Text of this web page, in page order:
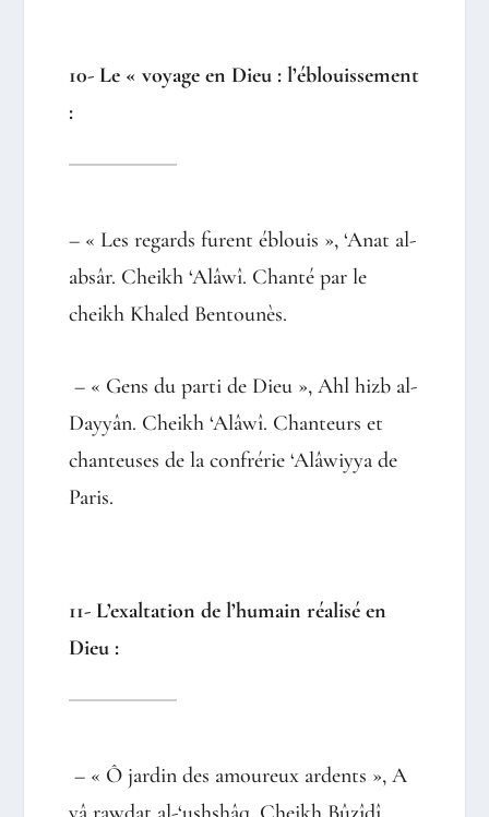
10- Le « voyage en Dieu : l’éblouissement
:
– « Les regards furent éblouis », ‘Anat al-
absâr. Cheikh ‘Alâwî. Chanté par le
cheikh Khaled Bentounès.
– « Gens du parti de Dieu », Ahl hizb al-
Dayyân. Cheikh ‘Alâwî. Chanteurs et
chanteuses de la confrérie ‘Alâwiyya de
Paris.
11- L’exaltation de l’humain réalisé en
Dieu :
– « Ô jardin des amoureux ardents », A